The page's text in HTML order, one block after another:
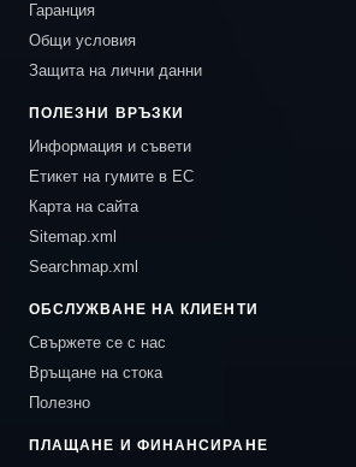
Гаранция
Общи условия
Защита на лични данни
ПОЛЕЗНИ ВРЪЗКИ
Информация и съвети
Етикет на гумите в ЕС
Карта на сайта
Sitemap.xml
Searchmap.xml
ОБСЛУЖВАНЕ НА КЛИЕНТИ
Свържете се с нас
Връщане на стока
Полезно
ПЛАЩАНЕ И ФИНАНСИРАНЕ